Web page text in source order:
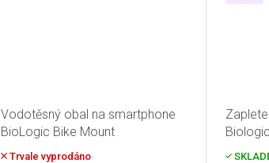
Vodotěsný obal na smartphone
BioLogic Bike Mount
Weathercase
Trvale vyprodáno
Biologic